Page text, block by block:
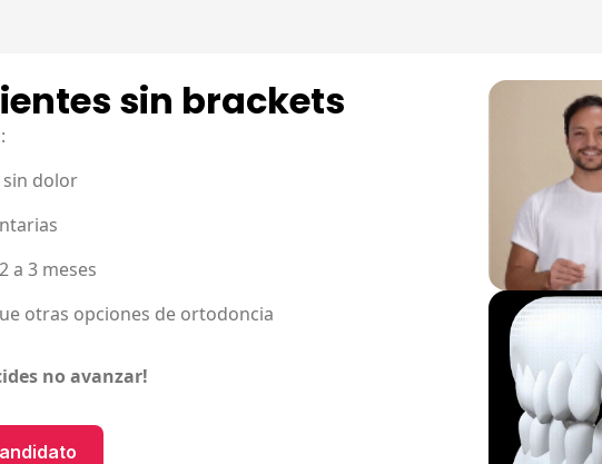
sin brackets
dolor
a 3 meses
otras opciones de ortodoncia
no avanzar!